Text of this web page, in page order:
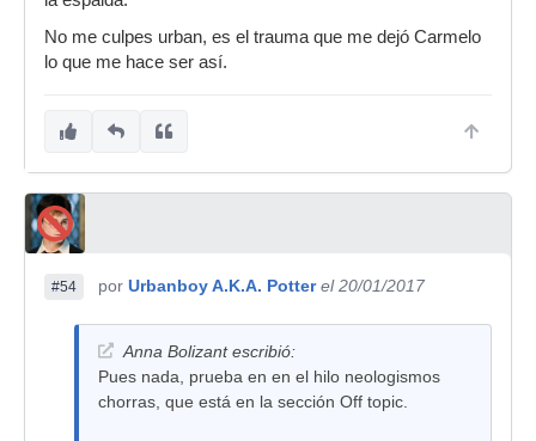
No me culpes urban, es el trauma que me dejó Carmelo
lo que me hace ser así.
#54 por Urbanboy A.K.A. Potter el 20/01/2017
Anna Bolizant escribió:
Pues nada, prueba en en el hilo neologismos
chorras, que está en la sección Off topic.